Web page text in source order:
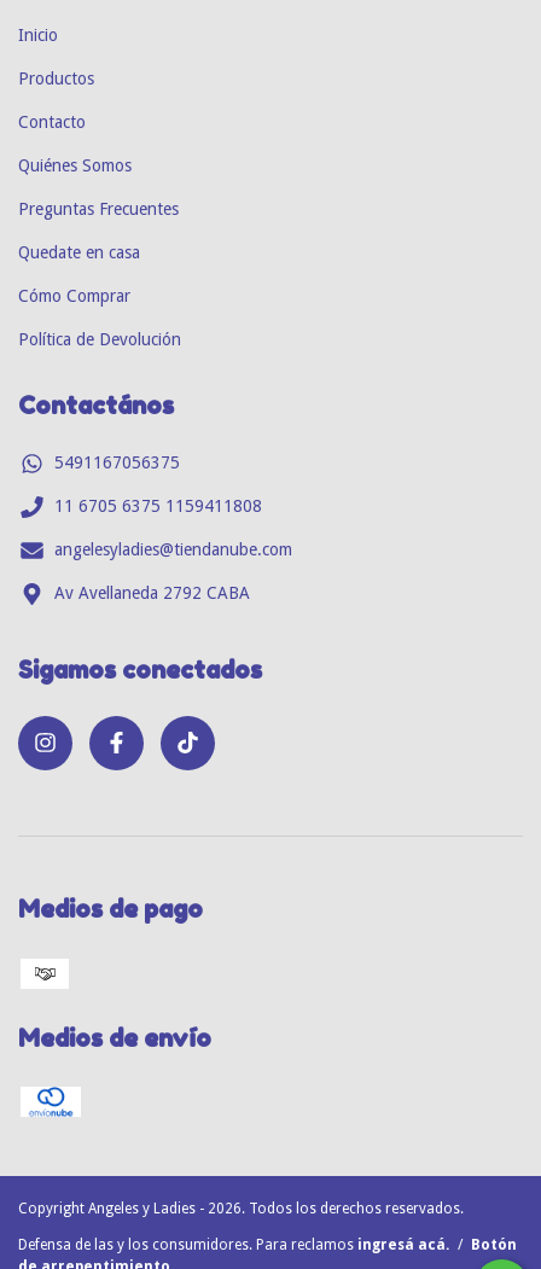
Inicio
Productos
Contacto
Quiénes Somos
Preguntas Frecuentes
Quedate en casa
Cómo Comprar
Política de Devolución
Contactános
5491167056375
11 6705 6375 1159411808
angelesyladies@tiendanube.com
Av Avellaneda 2792 CABA
Sigamos conectados
Medios de pago
Medios de envío
Copyright Angeles y Ladies - 2026. Todos los derechos reservados.
Defensa de las y los consumidores. Para reclamos ingresá acá. /
Botón